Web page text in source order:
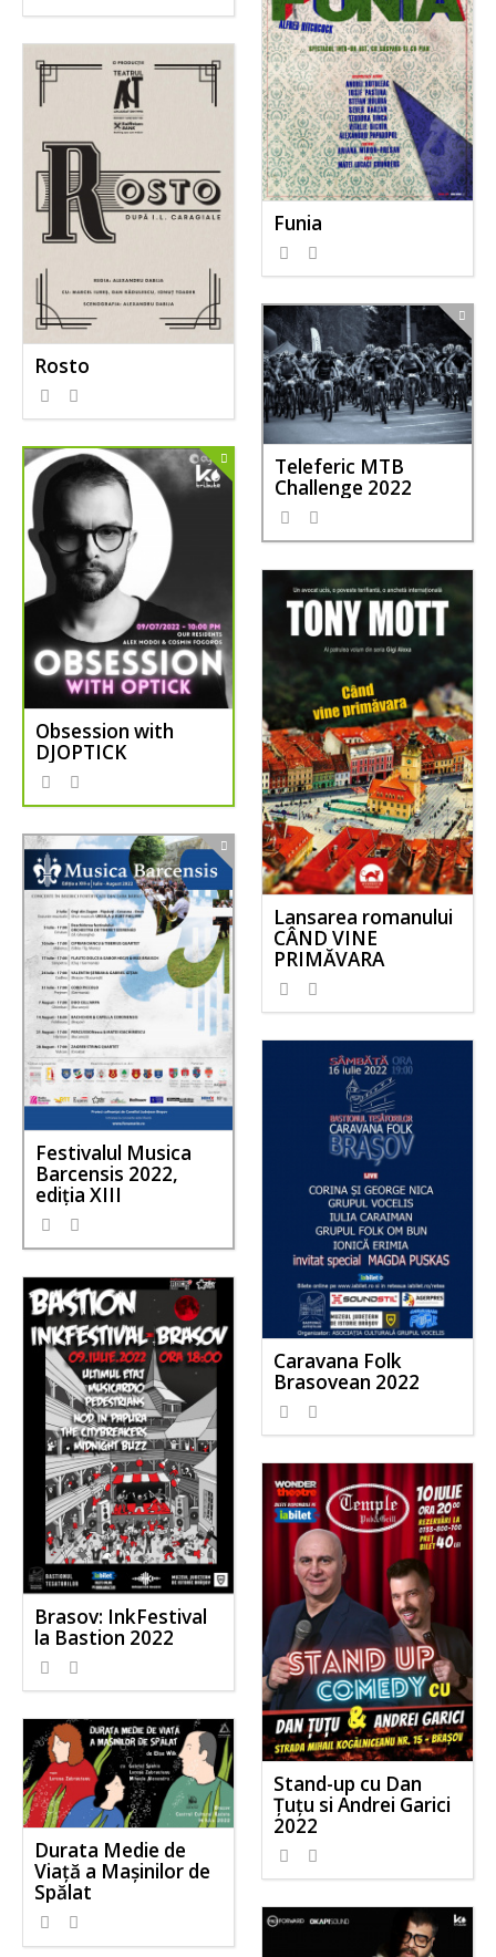
Funia
Rosto
Teleferic MTB
Challenge 2022
Obsession with
DJOPTICK
Lansarea romanului
CÂND VINE
PRIMĂVARA
Festivalul Musica
Barcensis 2022,
ediţia XIII
Caravana Folk
Brasovean 2022
Brasov: InkFestival
la Bastion 2022
Stand-up cu Dan
Țuțu si Andrei Garici
2022
Durata Medie de
Viață a Mașinilor de
Spălat